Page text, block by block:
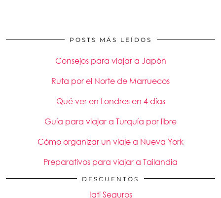
POSTS MÁS LEÍDOS
Consejos para viajar a Japón
Ruta por el Norte de Marruecos
Qué ver en Londres en 4 días
Guía para viajar a Turquía por libre
Cómo organizar un viaje a Nueva York
Preparativos para viajar a Tailandia
DESCUENTOS
Iati Seguros